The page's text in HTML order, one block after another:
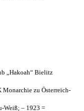
„Hakoah“ Bielitz
zu Österreich-
Weiß; – 1923 =